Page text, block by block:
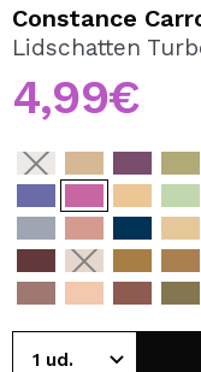
Durch die Erstellung
können Sie Ihre
einsehen.
Constance
Lidschatten
4,99€